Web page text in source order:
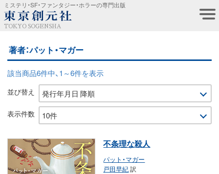
ミステリ・SF・ファンタジー・ホラーの専門出版
TOKYO SOGENSHA
著者：パット・マガー
該当商品6件中、1～6件を表示
並び替え
表示件数
不条理な殺人
パット・マガー
戸田早紀訳